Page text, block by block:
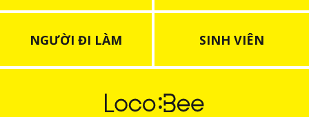
NGƯỜI ĐI LÀM SINH VIÊN